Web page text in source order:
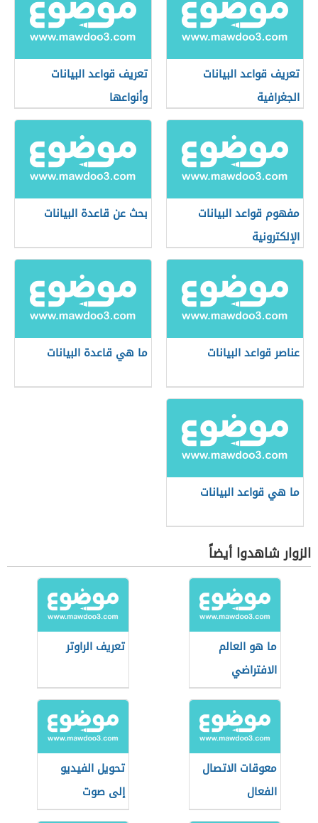
تعريف قواعد البيانات
الجغرافية
تعريف قواعد البيانات
وأنواعها
مفهوم قواعد البيانات
الإلكترونية
بحث عن قاعدة البيانات
عناصر قواعد البيانات ما هي قاعدة البيانات
ما هي قواعد البيانات
الزوار شاهدوا أيضاً
ما هو العالم
الافتراضي
تعريف الراوتر
معوقات الاتصال
الفعال
تحويل الفيديو
إلى صوت